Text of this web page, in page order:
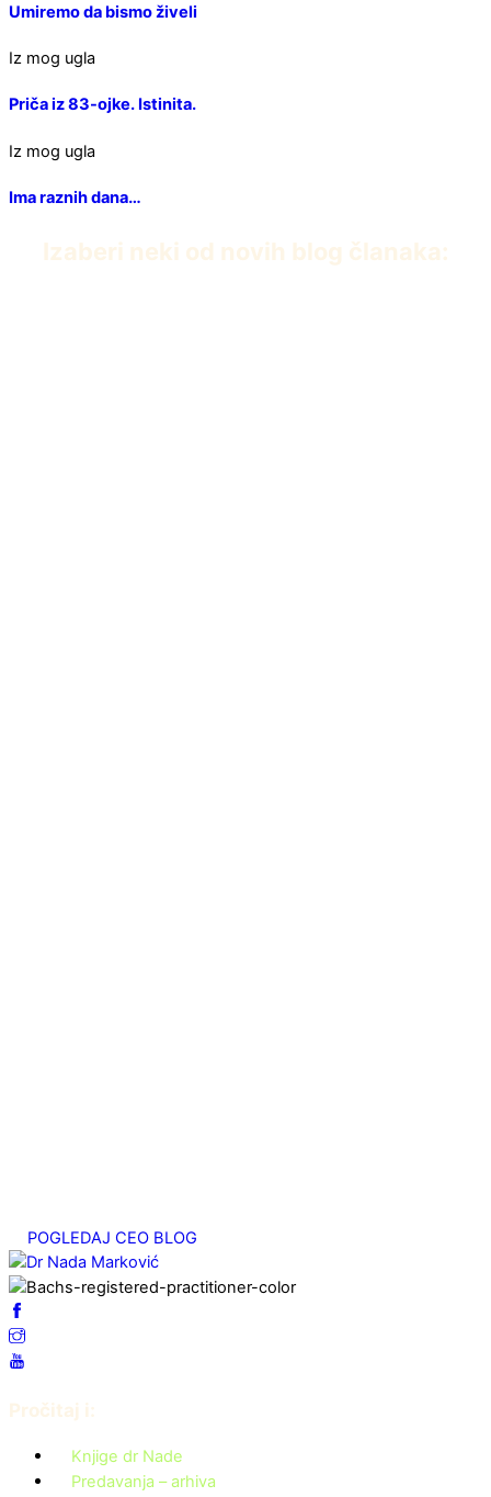
Umiremo da bismo živeli
Iz mog ugla
Priča iz 83-ojke. Istinita.
Iz mog ugla
Ima raznih dana…
Izaberi neki od novih blog članaka:
POGLEDAJ CEO BLOG
Pročitaj i:
Knjige dr Nade
Predavanja – arhiva